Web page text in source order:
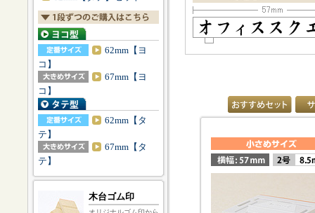
62mm【ヨ
コ】
67mm【ヨ
コ】
62mm【タ
テ】
67mm【タ
テ】
木台ゴム印